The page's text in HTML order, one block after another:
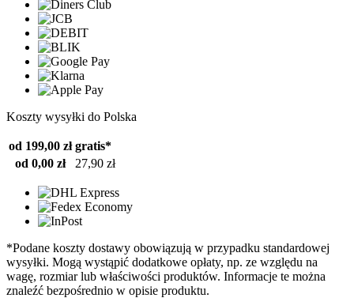
Koszty wysyłki do Polska
od 199,00 zł gratis*
od 0,00 zł
27,90 zł
*Podane koszty dostawy obowiązują w przypadku standardowej
wysyłki. Mogą wystąpić dodatkowe opłaty, np. ze względu na
wagę, rozmiar lub właściwości produktów. Informacje te można
znaleźć bezpośrednio w opisie produktu.